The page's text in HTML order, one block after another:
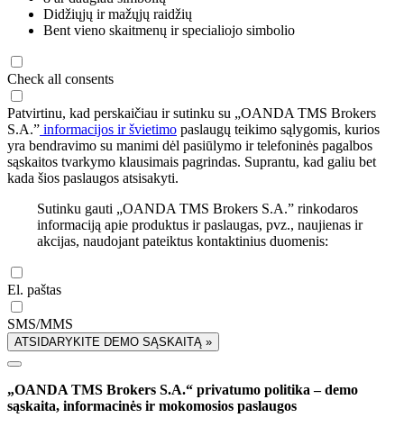
Didžiųjų ir mažųjų raidžių
Bent vieno skaitmenų ir specialiojo simbolio
Check all consents
Patvirtinu, kad perskaičiau ir sutinku su „OANDA TMS Brokers
S.A.” informacijos ir švietimo paslaugų teikimo sąlygomis, kurios
yra bendravimo su manimi dėl pasiūlymo ir telefoninės pagalbos
sąskaitos tvarkymo klausimais pagrindas. Suprantu, kad galiu bet
kada šios paslaugos atsisakyti.
Sutinku gauti „OANDA TMS Brokers S.A.” rinkodaros
informaciją apie produktus ir paslaugas, pvz., naujienas ir
akcijas, naudojant pateiktus kontaktinius duomenis:
El. paštas
SMS/MMS
ATSIDARYKITE DEMO SĄSKAITĄ »
„OANDA TMS Brokers S.A.“ privatumo politika – demo
sąskaita, informacinės ir mokomosios paslaugos